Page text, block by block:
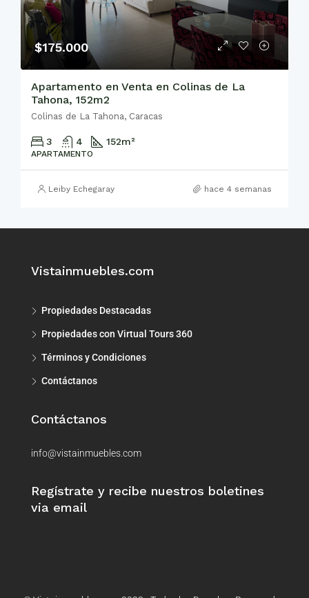
$175.000
Apartamento en Venta en Colinas de La
Tahona, 152m2
Colinas de La Tahona, Caracas
3 4 152m²
APARTAMENTO
Leiby Echegaray hace 4 semanas
Vistainmuebles.com
Propiedades Destacadas
Propiedades con Virtual Tours 360
Términos y Condiciones
Contáctanos
Contáctanos
info@vistainmuebles.com
Regístrate y recibe nuestros boletines
via email